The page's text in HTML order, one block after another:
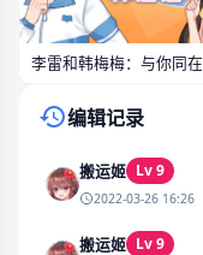
李雷和韩梅梅：与你同在
编辑记录
搬运姬 Lv 9
2022-03-26 16:26
搬运姬 Lv 9